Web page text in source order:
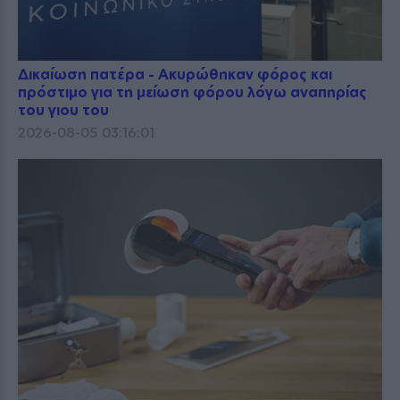
Δικαίωση πατέρα - Ακυρώθηκαν φόρος και
πρόστιμο για τη μείωση φόρου λόγω αναπηρίας
του γιου του
2026-08-05 03:16:01